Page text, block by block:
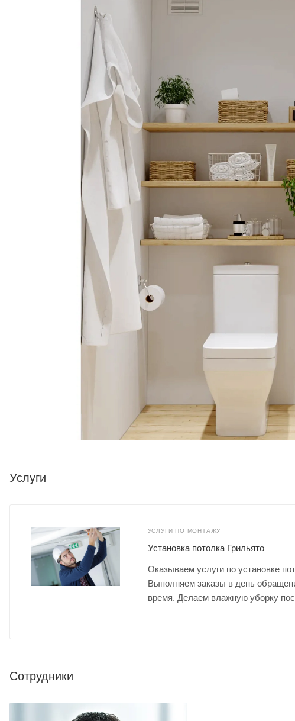
Услуги
УСЛУГИ ПО МОНТАЖУ
Установка потолка Грильято
Оказываем услуги по установке
Выполняем заказы в день
время. Делаем влажную уборку
Сотрудники